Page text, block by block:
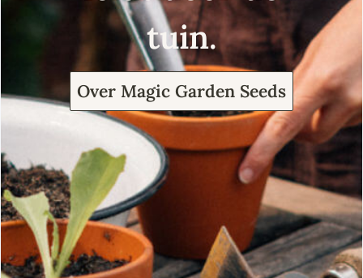
tuin.
Over Magic Garden Seeds